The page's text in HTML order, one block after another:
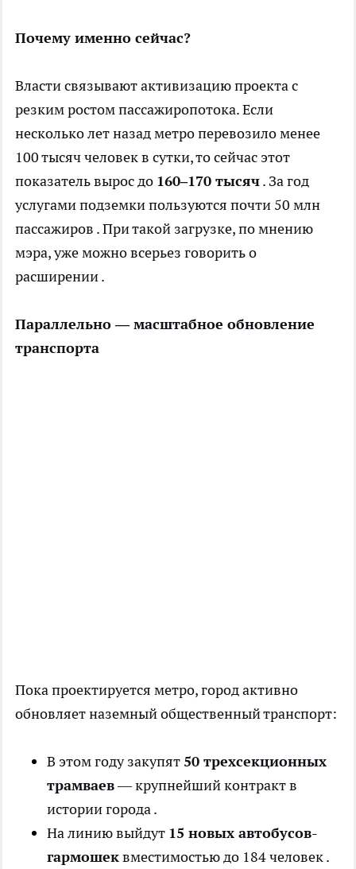
Почему именно сейчас?
Власти связывают активизацию проекта с
резким ростом пассажиропотока. Если
несколько лет назад метро перевозило менее
100 тысяч человек в сутки, то сейчас этот
показатель вырос до 160–170 тысяч. За год
услугами подземки пользуются почти 50 млн
пассажиров . При такой загрузке, по мнению
мэра, уже можно всерьез говорить о
расширении .
Параллельно — масштабное обновление
транспорта
Пока проектируется метро, город активно
обновляет наземный общественный транспорт:
В этом году закупят 50 трехсекционных
трамваев— крупнейший контракт в
истории города .
На линию выйдут 15 новых автобусов-
гармошеквместимостью до 184 человек .